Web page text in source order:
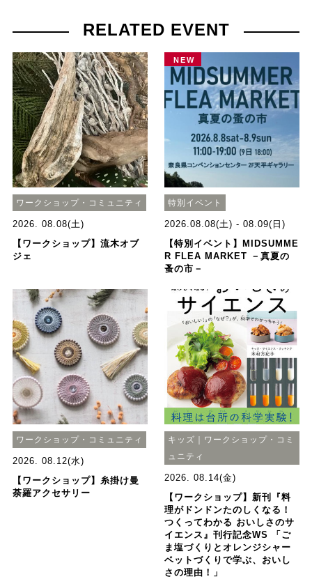
RELATED EVENT
ワークショップ・コミュニティ
2026. 08.08(土)
【ワークショップ】流木オブ
ジェ
NEW
特別イベント
2026.08.08(土) - 08.09(日)
【特別イベント】MIDSUMME
R FLEA MARKET －真夏の
蚤の市－
ワークショップ・コミュニティ
2026. 08.12(水)
【ワークショップ】糸掛け曼
荼羅アクセサリー
キッズ｜ワークショップ・コミ
ュニティ
2026. 08.14(金)
【ワークショップ】新刊『料
理がドンドンたのしくなる！
つくってわかる おいしさのサ
イエンス』刊行記念WS 「ご
ま塩づくりとオレンジシャー
ベットづくりで学ぶ、おいし
さの理由！」